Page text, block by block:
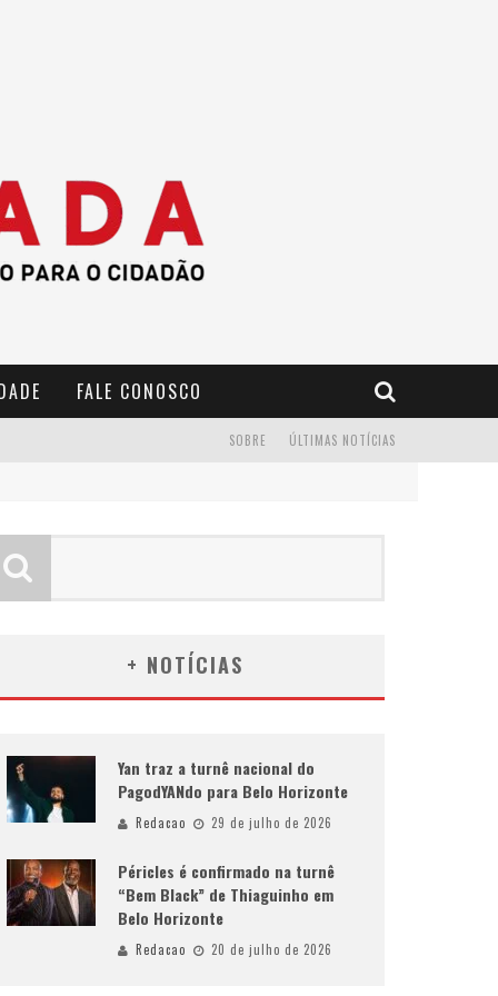
FALE CONOSCO
ÚLTIMAS NOTÍCIAS
SOBRE
+ NOTÍCIAS
Yan traz a turnê nacional do
PagodYANdo para Belo Horizonte
Redacao 29 de julho de 2026
Péricles é confirmado na turnê
“Bem Black” de Thiaguinho em
Belo Horizonte
Redacao 20 de julho de 2026